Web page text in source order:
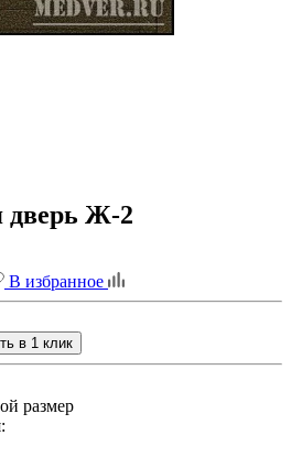
дверь Ж-2
В избранное
в 1 клик
размер